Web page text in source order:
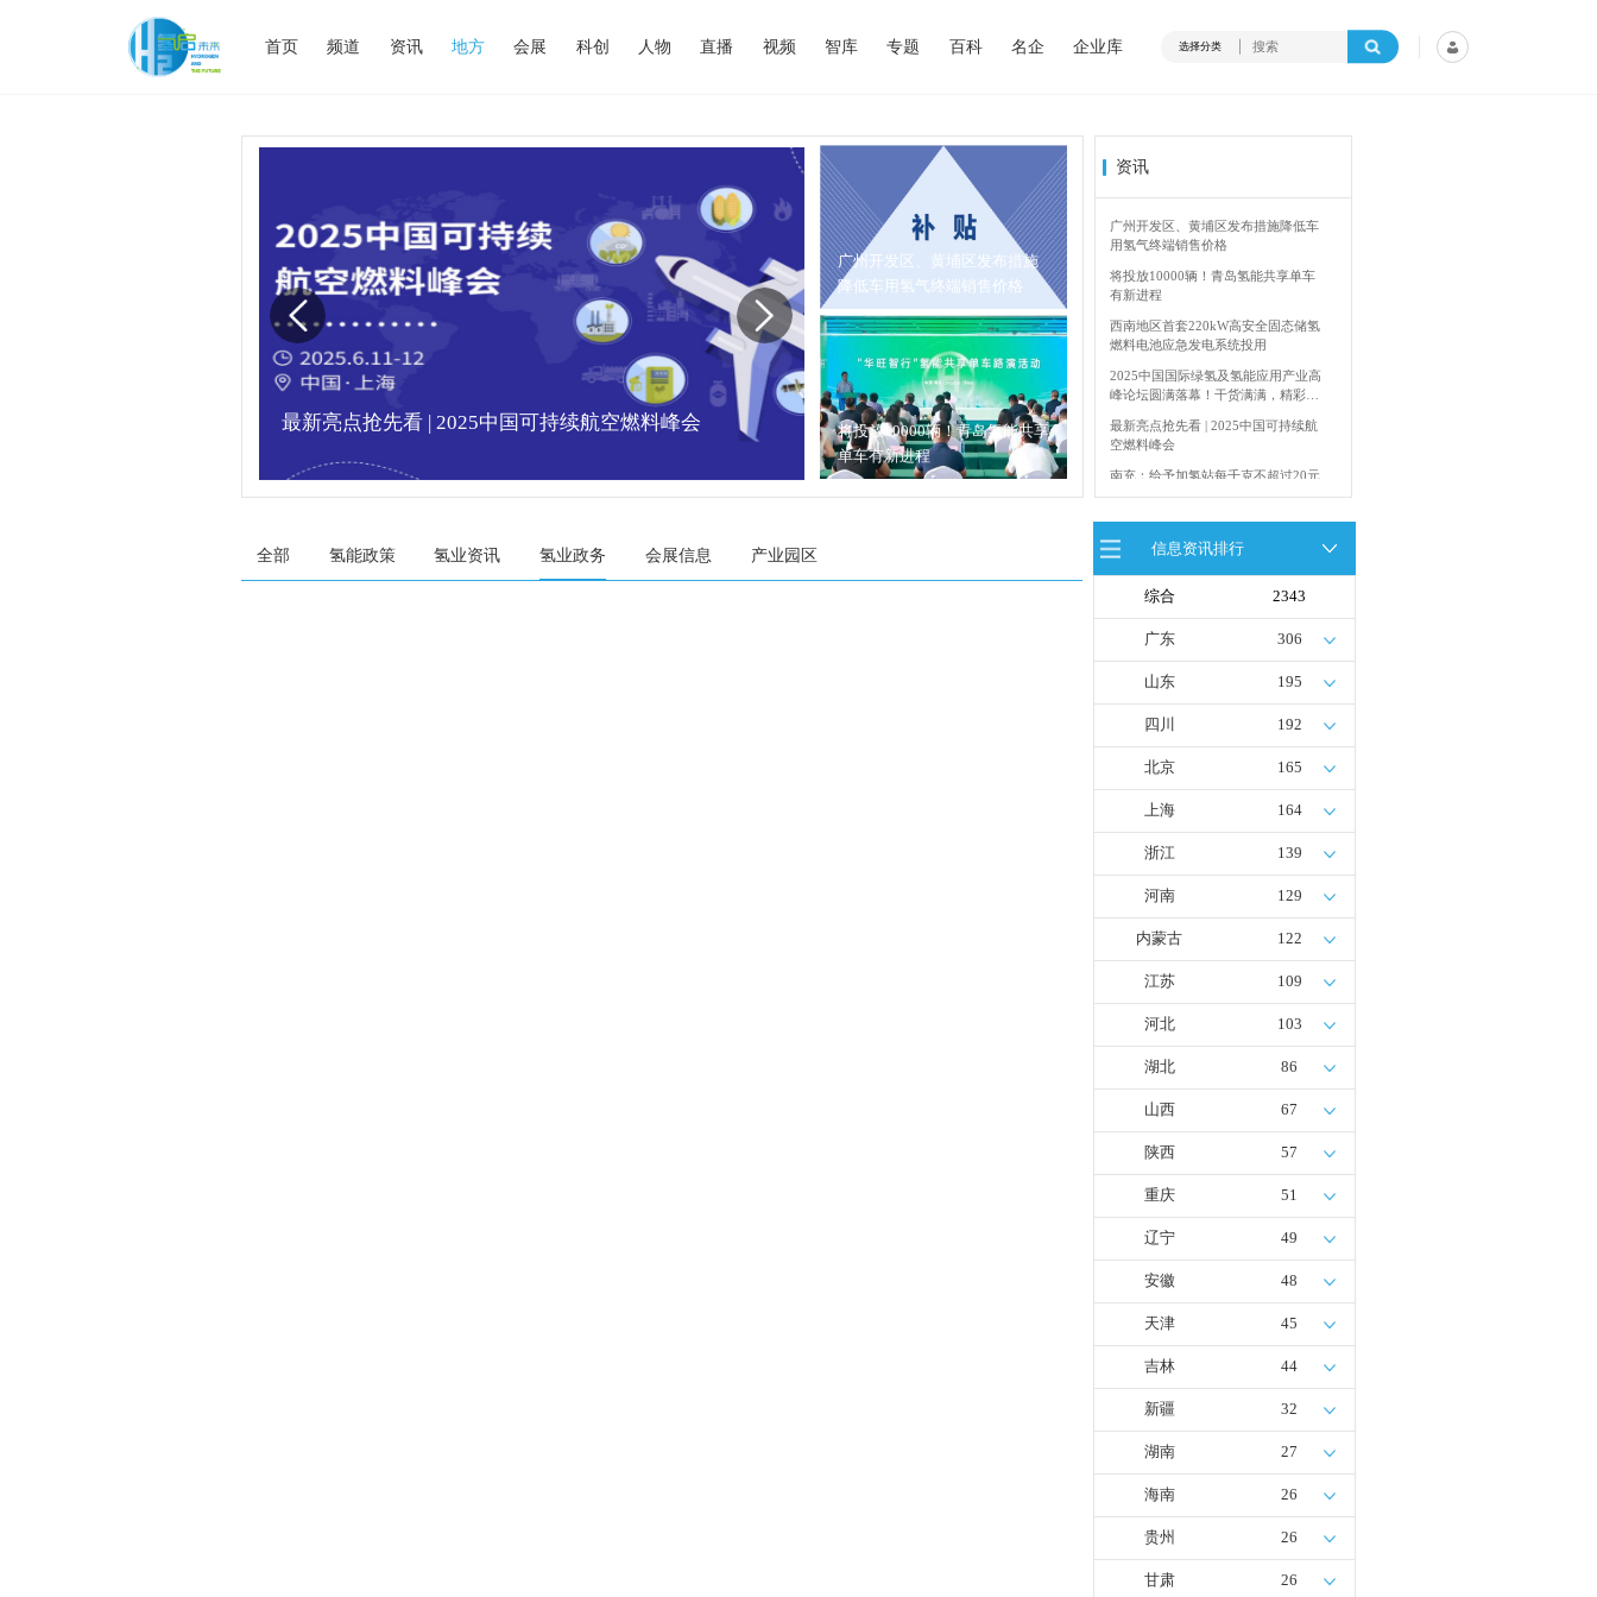
首页 频道 资讯 地方 会展 科创 人物 直播 视频 智库 专题 百科 名企 企业库 选择分类
最新亮点抢先看 | 2025中国可持续航空燃料峰会 内蒙古能源局：2024年加快建设输氢管道网络
广州开发区、黄埔区发布措施
降低车用氢气终端销售价格
将投放10000辆！青岛氢能共享
单车有新进程
资讯
将投放10000辆！青岛氢能共享单车
有新进程
西南地区首套220kW高安全固态储氢
燃料电池应急发电系统投用
2025中国国际绿氢及氢能应用产业高
峰论坛圆满落幕！干货满满，精彩瞬
最新亮点抢先看 | 2025中国可持续航
空燃料峰会
南充：给予加氢站每千克不超过20元
的运营补贴，年用氢量达标企业一次
青岛氢能新跨越：海德利森携手打造
首座社会加氢服务站
全球首台套！240吨氢能矿用刚性自
卸车联合开发协议签署暨项目阶段开
发成果验收工作会议在呼伦贝尔举行
新疆俊瑞温宿规模化制绿氢项目开工
仪式在温宿县成功举办
备，与市区相关领导就威海文登区氢
能产业发展举办交流会
广州开发区、黄埔区发布措施降低车
用氢气终端销售价格
全部 氢能政策 氢业资讯 氢业政务 会展信息 产业园区 信息资讯排行
综合 2343
广东 306
山东 195
四川 192
北京 165
上海 164
浙江 139
河南 129
内蒙古 122
江苏 109
河北 103
湖北 86
山西 67
陕西 57
重庆 51
辽宁 49
安徽 48
天津 45
吉林 44
新疆 32
湖南 27
海南 26
贵州 26
甘肃 26